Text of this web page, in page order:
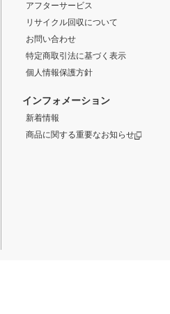
アフターサービス
リサイクル回収について
お問い合わせ
特定商取引法に基づく表示
個人情報保護方針
インフォメーション
新着情報
商品に関する重要なお知らせ